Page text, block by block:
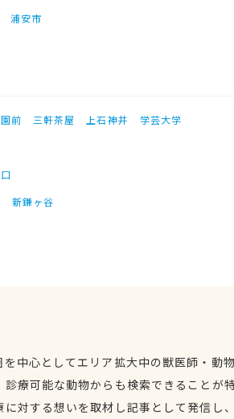
浦安市
前 三軒茶屋 上石神井
学芸大学
新鎌ヶ谷
中心としてエリア拡大中の獣医師・動
療可能な動物からも検索できることが
対する想いを取材し記事として発信し